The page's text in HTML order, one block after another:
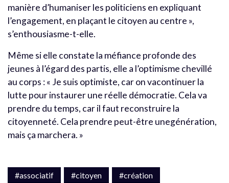
manière d’humaniser les politiciens en expliquant
l’engagement, en plaçant le citoyen au centre »,
s’enthousiasme-t-elle.
Même si elle constate la méfiance profonde des
jeunes à l’égard des partis, elle a l’optimisme chevillé
au corps : « Je suis optimiste, car on vacontinuer la
lutte pour instaurer une réelle démocratie. Cela va
prendre du temps, car il faut reconstruire la
citoyenneté. Cela prendre peut-être unegénération,
mais ça marchera. »
#associatif #citoyen
#création